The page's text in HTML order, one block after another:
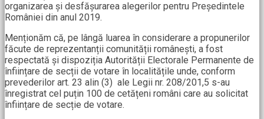
organizarea și desfășurarea alegerilor pentru Președintele
României din anul 2019.
Menționăm că, pe lângă luarea în considerare a propunerilor
făcute de reprezentanții comunității românești, a fost
respectată și dispoziția Autorității Electorale Permanente de
înființare de secții de votare în localitățile unde, conform
prevederilor art. 23 alin (3) ale Legii nr. 208/201,5 s-au
înregistrat cel puțin 100 de cetățeni români care au solicitat
înființare de secție de votare.